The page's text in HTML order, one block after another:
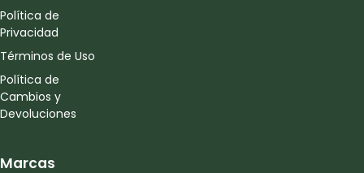
Política de
Privacidad
Términos de Uso
Política de
Cambios y
Devoluciones
Marcas